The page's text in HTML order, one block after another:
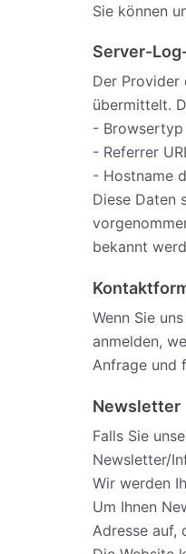
Sie können
Server-
Der Provider
übermittelt.
- Browsertyp
- Referrer
- Hostname
Diese Daten
bekannt
Wenn Sie
anmelden,
Anfrage und
Newsletter
Falls Sie
Newsletter/
Wir werden
Um Ihnen
Adresse auf,